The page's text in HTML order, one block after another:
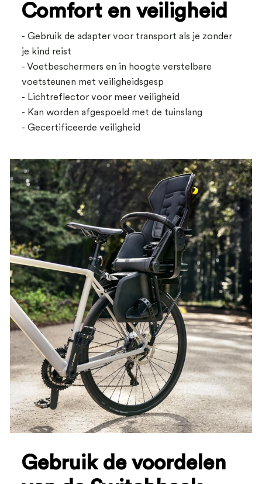
Comfort en veiligheid
- Gebruik de adapter voor transport als je zonder
je kind reist
- Voetbeschermers en in hoogte verstelbare
voetsteunen met veiligheidsgesp
- Lichtreflector voor meer veiligheid
- Kan worden afgespoeld met de tuinslang
- Gecertificeerde veiligheid
Gebruik de voordelen